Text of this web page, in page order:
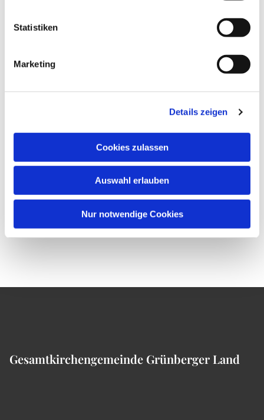
Statistiken
Marketing
Details zeigen
Cookies zulassen
Auswahl erlauben
Nur notwendige Cookies
Gesamtkirchengemeinde Grünberger Land